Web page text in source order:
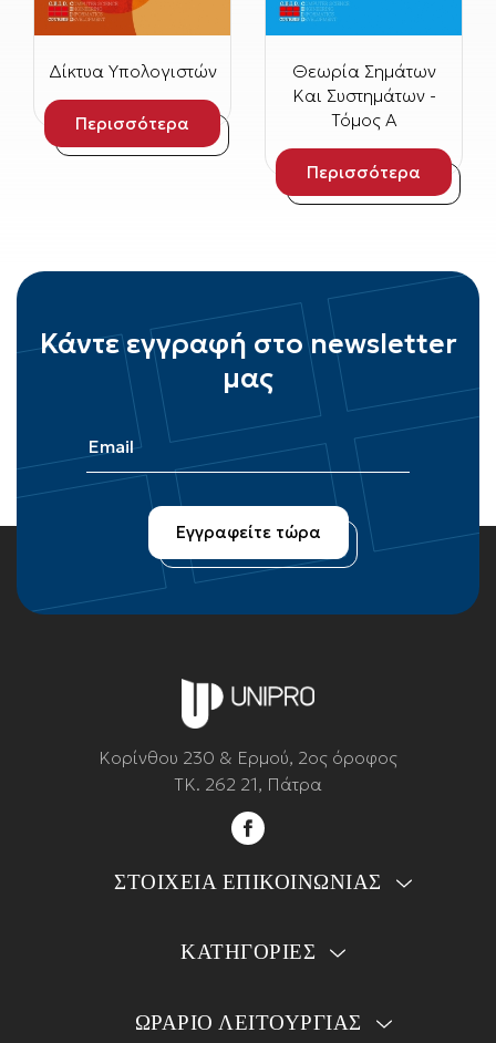
Δίκτυα Υπολογιστών
Περισσότερα
Θεωρία Σημάτων
Και Συστημάτων -
Τόμος Α
Περισσότερα
Κάντε εγγραφή στο newsletter
μας
Κορίνθου 230 & Ερμού, 2ος όροφος
ΤΚ. 262 21, Πάτρα
ΣΤΟΙΧΕΙΑ ΕΠΙΚΟΙΝΩΝΙΑΣ
ΚΑΤΗΓΟΡΙΕΣ
ΩΡΑΡΙΟ ΛΕΙΤΟΥΡΓΙΑΣ